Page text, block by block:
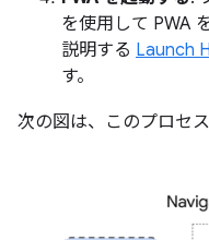
を使用して PWA
説明する Launch
す。
次の図は、このプロセ